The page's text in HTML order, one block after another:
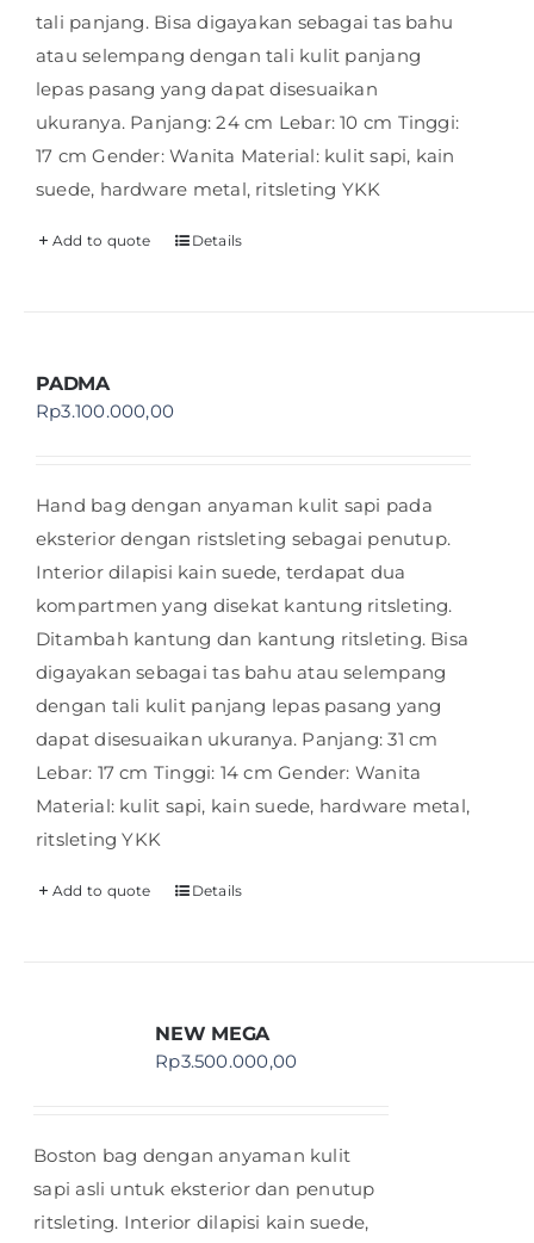
tali panjang. Bisa digayakan sebagai tas bahu
atau selempang dengan tali kulit panjang
lepas pasang yang dapat disesuaikan
ukuranya. Panjang: 24 cm Lebar: 10 cm Tinggi:
17 cm Gender: Wanita Material: kulit sapi, kain
suede, hardware metal, ritsleting YKK
Add to quote Details
PADMA
Rp3.100.000,00
Hand bag dengan anyaman kulit sapi pada
eksterior dengan ristsleting sebagai penutup.
Interior dilapisi kain suede, terdapat dua
kompartmen yang disekat kantung ritsleting.
Ditambah kantung dan kantung ritsleting. Bisa
digayakan sebagai tas bahu atau selempang
dengan tali kulit panjang lepas pasang yang
dapat disesuaikan ukuranya. Panjang: 31 cm
Lebar: 17 cm Tinggi: 14 cm Gender: Wanita
Material: kulit sapi, kain suede, hardware metal,
ritsleting YKK
Add to quote Details
NEW MEGA
Rp3.500.000,00
Boston bag dengan anyaman kulit
sapi asli untuk eksterior dan penutup
ritsleting. Interior dilapisi kain suede,